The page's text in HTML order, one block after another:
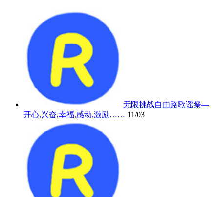
无限挑战自由路歌谣祭—
开心,兴奋,幸福,感动,激励…… 11/03